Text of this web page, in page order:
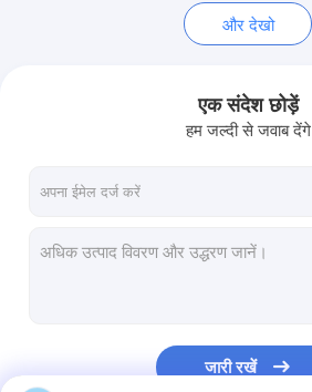
और देखो
एक संदेश छोड़ें
हम जल्दी से जवाब देंगे
जारी रखें